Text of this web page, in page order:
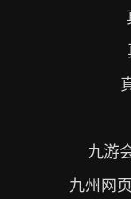
九游
九州网